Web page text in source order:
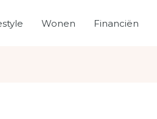
Wonen Financiën